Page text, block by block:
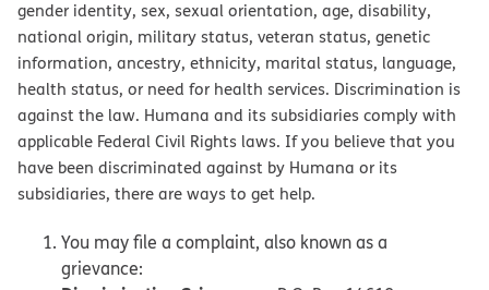
gender identity, sex, sexual orientation, age, disability,
national origin, military status, veteran status, genetic
information, ancestry, ethnicity, marital status, language,
health status, or need for health services. Discrimination is
against the law. Humana and its subsidiaries comply with
applicable Federal Civil Rights laws. If you believe that you
have been discriminated against by Humana or its
subsidiaries, there are ways to get help.
You may file a complaint, also known as a
grievance: